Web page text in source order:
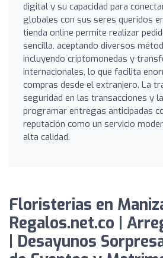
digital y su capacidad para
globales con sus seres queridos
tienda online permite realizar
sencilla, aceptando diversos
incluyendo criptomonedas y
internacionales, lo que facilita
compras desde el extranjero. La
seguridad en las transacciones y
programar entregas anticipadas
reputación como un servicio
alta calidad.
Floristerias en
Regalos.net.co |
| Desayunos